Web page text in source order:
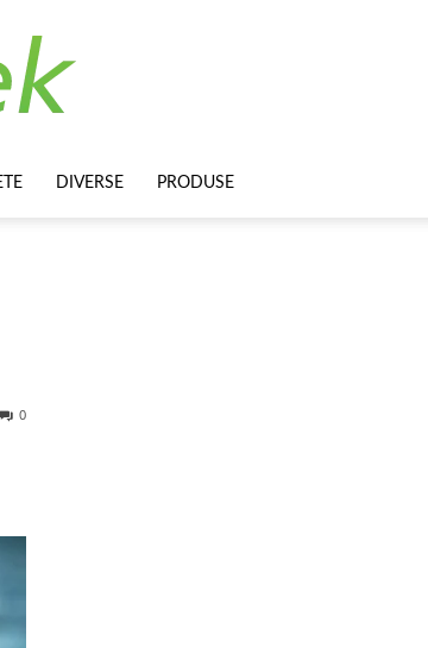
DIVERSE PRODUSE
0